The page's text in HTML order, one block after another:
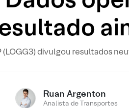
(LOGG3) divulgou resultados
Ruan Argenton
Analista de Transportes